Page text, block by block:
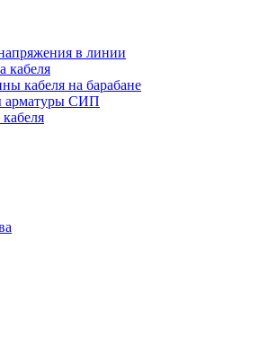
в линии
кабеля
кабеля на барабане
арматуры СИП